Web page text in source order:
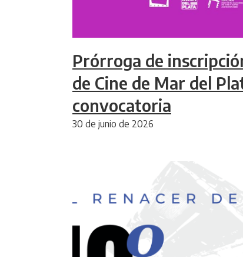
Prórroga de
de Cine de Mar del
convocatoria
30 de junio de 2026